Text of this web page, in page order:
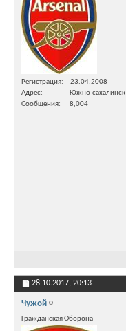
Регистрация
23.04.2008
Адрес
Южно-сахалинск
Сообщения
8,004
28.10.2017, 20:13
Чужой
Гражданская Оборона